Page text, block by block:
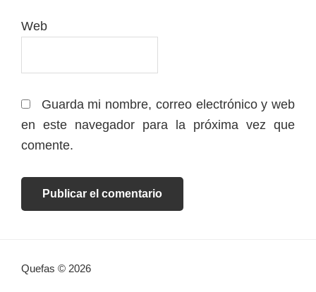
Web
Guarda mi nombre, correo electrónico y web
en este navegador para la próxima vez que
comente.
Quefas © 2026